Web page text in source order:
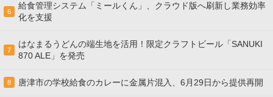
6
給食管理システム「ミールくん」、クラウド版へ刷新し業務効率
化を支援
7
はなまるうどんの端生地を活用！限定クラフトビール「SANUKI
870 ALE」を発売
8 唐津市の学校給食のカレーに金属片混入、6月29日から提供再開